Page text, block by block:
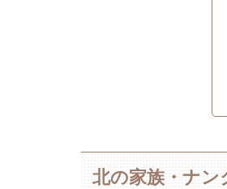
北の家族・ナン